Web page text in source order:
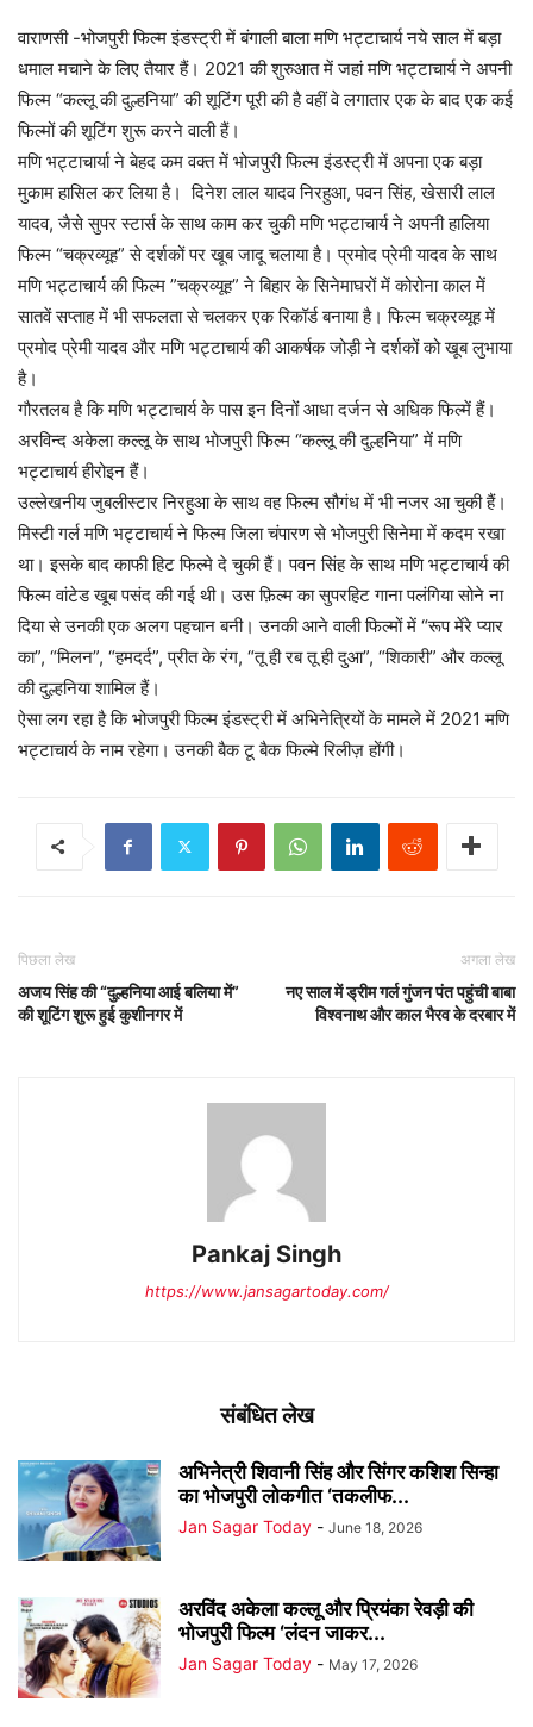
वाराणसी -भोजपुरी फिल्म इंडस्ट्री में बंगाली बाला मणि भट्टाचार्य नये साल में बड़ा
धमाल मचाने के लिए तैयार हैं। 2021 की शुरुआत में जहां मणि भट्टाचार्य ने अपनी
फिल्म “कल्लू की दुल्हनिया” की शूटिंग पूरी की है वहीं वे लगातार एक के बाद एक कई
फिल्मों की शूटिंग शुरू करने वाली हैं।
मणि भट्टाचार्या ने बेहद कम वक्त में भोजपुरी फिल्म इंडस्ट्री में अपना एक बड़ा
मुकाम हासिल कर लिया है। दिनेश लाल यादव निरहुआ, पवन सिंह, खेसारी लाल
यादव, जैसे सुपर स्टार्स के साथ काम कर चुकी मणि भट्टाचार्य ने अपनी हालिया
फिल्म “चक्रव्यूह” से दर्शकों पर खूब जादू चलाया है। प्रमोद प्रेमी यादव के साथ
मणि भट्टाचार्य की फिल्म ”चक्रव्यूह” ने बिहार के सिनेमाघरों में कोरोना काल में
सातवें सप्ताह में भी सफलता से चलकर एक रिकॉर्ड बनाया है। फिल्म चक्रव्यूह में
प्रमोद प्रेमी यादव और मणि भट्टाचार्य की आकर्षक जोड़ी ने दर्शकों को खूब लुभाया
है।
गौरतलब है कि मणि भट्टाचार्य के पास इन दिनों आधा दर्जन से अधिक फिल्में हैं।
अरविन्द अकेला कल्लू के साथ भोजपुरी फिल्म “कल्लू की दुल्हनिया” में मणि
भट्टाचार्य हीरोइन हैं।
उल्लेखनीय जुबलीस्टार निरहुआ के साथ वह फिल्म सौगंध में भी नजर आ चुकी हैं।
मिस्टी गर्ल मणि भट्टाचार्य ने फिल्म जिला चंपारण से भोजपुरी सिनेमा में कदम रखा
था। इसके बाद काफी हिट फिल्मे दे चुकी हैं। पवन सिंह के साथ मणि भट्टाचार्य की
फिल्म वांटेड खूब पसंद की गई थी। उस फ़िल्म का सुपरहिट गाना पलंगिया सोने ना
दिया से उनकी एक अलग पहचान बनी। उनकी आने वाली फिल्मों में “रूप मेंरे प्यार
का”, “मिलन”, “हमदर्द”, प्रीत के रंग, “तू ही रब तू ही दुआ”, “शिकारी” और कल्लू
की दुल्हनिया शामिल हैं।
ऐसा लग रहा है कि भोजपुरी फिल्म इंडस्ट्री में अभिनेत्रियों के मामले में 2021 मणि
भट्टाचार्य के नाम रहेगा। उनकी बैक टू बैक फिल्मे रिलीज़ होंगी।
पिछला लेख
अजय सिंह की “दुल्हनिया आई बलिया में”
की शूटिंग शुरू हुई कुशीनगर में
अगला लेख
नए साल में ड्रीम गर्ल गुंजन पंत पहुंची बाबा
विश्वनाथ और काल भैरव के दरबार में
Pankaj Singh
https://www.jansagartoday.com/
संबंधित लेख
अभिनेत्री शिवानी सिंह और सिंगर कशिश सिन्हा
का भोजपुरी लोकगीत ‘तकलीफ...
Jan Sagar Today - June 18, 2026
अरविंद अकेला कल्लू और प्रियंका रेवड़ी की
भोजपुरी फिल्म ‘लंदन जाकर...
Jan Sagar Today - May 17, 2026